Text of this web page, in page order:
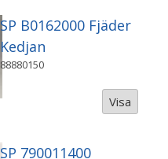
SP B0162000 Fjäder
Kedjan
88880150
Visa
SP 790011400